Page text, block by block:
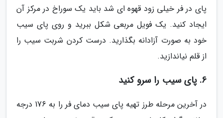
پای در فر خیلی زود قهوه ای شد باید یک سوراخ در مرکز آن
ایجاد کنید. یک فویل مربعی شکل ببرید و روی پای سیب
خود به صورت آزادانه بگذارید. درست کردن شربت سیب را
از قلم نیاندازید.
6. پای سیب را سرو کنید
در آخرین مرحله طرز تهیه پای سیب دمای فر را به 176 درجه